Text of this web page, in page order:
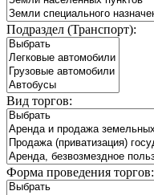
Подраздел (Транспорт):
Вид торгов:
Форма проведения торгов: